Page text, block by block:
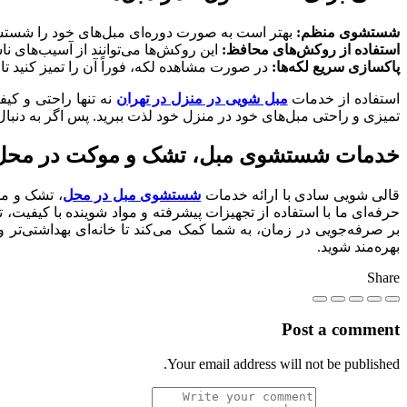
شستشوی منظم: بهتر است به صورت دوره‌ای مبل‌های خود را
استفاده از روکش‌های محافظ: این روکش‌ها می‌توانند از آسیب‌های
پاکسازی سریع لکه‌ها: در صورت مشاهده لکه، فوراً آن را تمیز کنید
استفاده از خدمات مبل شویی در منزل در تهران نه تنها راحتی و
تمیزی و راحتی مبل‌های خود در منزل خود لذت ببرید. پس اگر به
خدمات شستشوی مبل، تشک و موکت در محل:
قالی شویی سادی با ارائه خدمات شستشوی مبل در محل، تشک و
حرفه‌ای ما با استفاده از تجهیزات پیشرفته و مواد شوینده با
بر صرفه‌جویی در زمان، به شما کمک می‌کند تا خانه‌ای
بهره‌مند شوید.
Share
Post a comment
Your email address will not be published.